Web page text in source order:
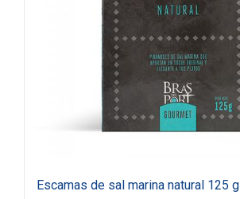
Escamas de sal marina natural 125 g